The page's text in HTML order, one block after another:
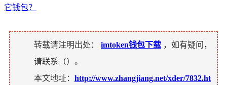
它钱包？
转载请注明出处： imtoken钱包下载 ，如有疑问，
请联系（）。
本文地址： http://www.zhangjiang.net/xder/7832.ht